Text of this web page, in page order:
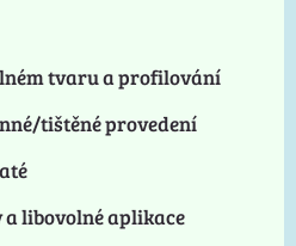
tvaru a profilování
tištěné provedení
a libovolné aplikace